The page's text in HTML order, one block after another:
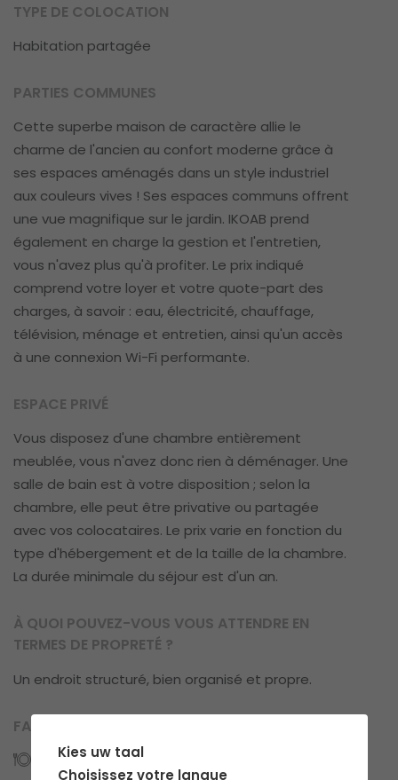
TYPE DE COLOCATION
Habitation partagée
PARTIES COMMUNES
Cette superbe maison de caractère allie le
charme de l'ancien au confort moderne grâce à
ses espaces aménagés dans un style industriel
aux couleurs vives ! Ses espaces communs offrent
une vue magnifique sur le jardin. IKOAB prend
également en charge la gestion et l'entretien,
vous n'avez plus qu'à profiter. Le prix indiqué
comprend votre loyer et votre quote-part des
charges, à savoir : eau, électricité, chauffage,
télévision, ménage et entretien, ainsi qu'un accès
à une connexion Wi-Fi performante.
ESPACE PRIVÉ
Vous disposez d'une chambre entièrement
meublée, vous n'avez donc rien à déménager. Une
salle de bain est à votre disposition ; selon la
chambre, elle peut être privative ou partagée
avec vos colocataires. Le prix varie en fonction du
type d'hébergement et de la taille de la chambre.
La durée minimale du séjour est d'un an.
À QUOI POUVEZ-VOUS VOUS ATTENDRE EN
TERMES DE PROPRETÉ ?
Un endroit structuré, bien organisé et propre.
FACILITÉS
Cuisines: 1
Kies uw taal
Choisissez votre langue